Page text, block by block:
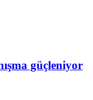
güçleniyor